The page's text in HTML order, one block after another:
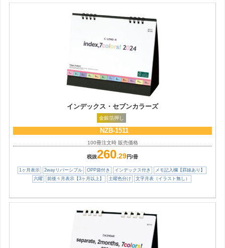
インデックス・セブンカラーズ
金銀箔押し
NZB-1511
100冊注文時 販売価格
税抜260.29円/冊
1ヶ月表示 2wayリバーシブル OPP袋付き インデックス付き
メモ記入欄【罫線あり】
六曜
前後々月表示【3ヶ月以上】 土曜色分け 文字月表（イラスト無し）